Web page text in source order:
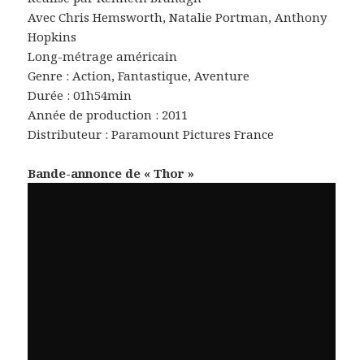
Avec Chris Hemsworth, Natalie Portman, Anthony
Hopkins
Long-métrage américain
Genre : Action, Fantastique, Aventure
Durée : 01h54min
Année de production : 2011
Distributeur : Paramount Pictures France
Bande-annonce de « Thor »